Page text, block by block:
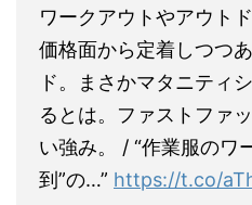
ワークアウトやアウト
価格面から定着しつつ
ド。まさかマタニティ
るとは。ファストファ
い強み。 / “作業服のワ
到”の…” https://t.co/